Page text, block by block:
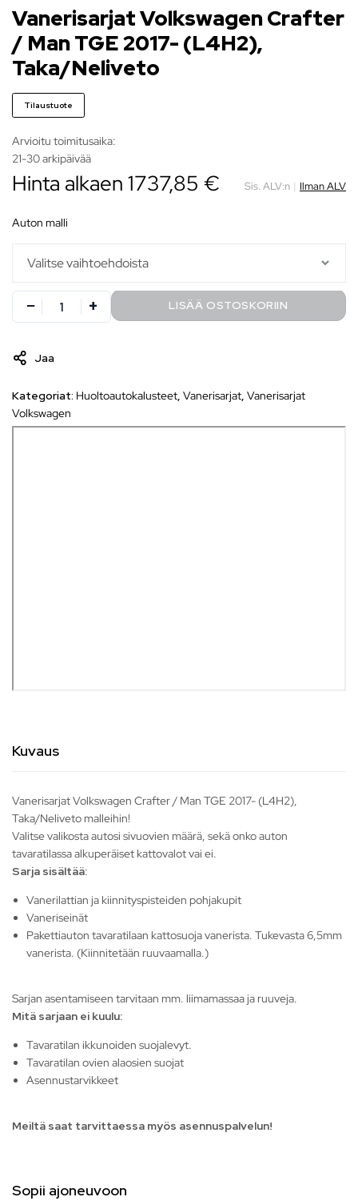
Vanerisarjat Volkswagen Crafter
/ Man TGE 2017- (L4H2),
Taka/Neliveto
Tilaustuote
Arvioitu toimitusaika:
21-30 arkipäivää
Hinta alkaen 1737,85 € Sis. ALV:n | Ilman ALV
auton malli
LISÄÄ OSTOSKORIIN
Jaa
Kategoriat: Huoltoautokalusteet, Vanerisarjat, Vanerisarjat
Volkswagen
Kuvaus
Vanerisarjat Volkswagen Crafter / Man TGE 2017- (L4H2),
Taka/Neliveto malleihin!
Valitse valikosta autosi sivuovien määrä, sekä onko auton
tavaratilassa alkuperäiset kattovalot vai ei.
Sarja sisältää:
Vanerilattian ja kiinnityspisteiden pohjakupit
Vaneriseinät
Pakettiauton tavaratilaan kattosuoja vanerista. Tukevasta 6,5mm
vanerista. (Kiinnitetään ruuvaamalla.)
Sarjan asentamiseen tarvitaan mm. liimamassaa ja ruuveja.
Mitä sarjaan ei kuulu:
Tavaratilan ikkunoiden suojalevyt.
Tavaratilan ovien alaosien suojat
Asennustarvikkeet
Meiltä saat tarvittaessa myös asennuspalvelun!
Sopii ajoneuvoon